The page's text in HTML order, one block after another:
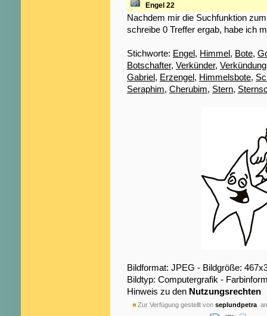
Engel 22
Nachdem mir die Suchfunktion
schreibe 0 Treffer ergab, habe ich
Stichworte: Engel, Himmel, Bote,
Botschafter, Verkünder, Verkündung
Gabriel, Erzengel, Himmelsbote,
Seraphim, Cherubim, Stern,
Bildformat: JPEG - Bildgröße:
Bildtyp: Computergrafik -
Hinweis zu den Nutzungsrechten
Zur Verfügung gestellt von seplundpetra